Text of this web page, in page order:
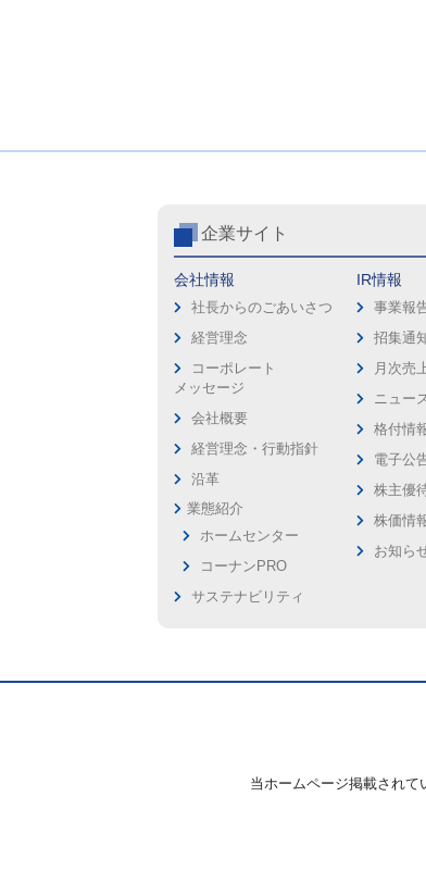
企業サイト
会社情報
社長からのごあいさつ
経営理念
コーポレート
メッセージ
会社概要
経営理念・行動指針
沿革
業態紹介
ホームセンター
コーナンPRO
サステナビリティ
IR情報
事業報
招集通
月次売
ニュー
格付情
電子公
株主優
株価情
お知ら
当ホームページ掲載され